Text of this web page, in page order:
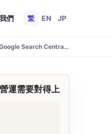
們 繁 EN JP
YUSIHK 近期參加 Google Search Central Live
運需要對得上